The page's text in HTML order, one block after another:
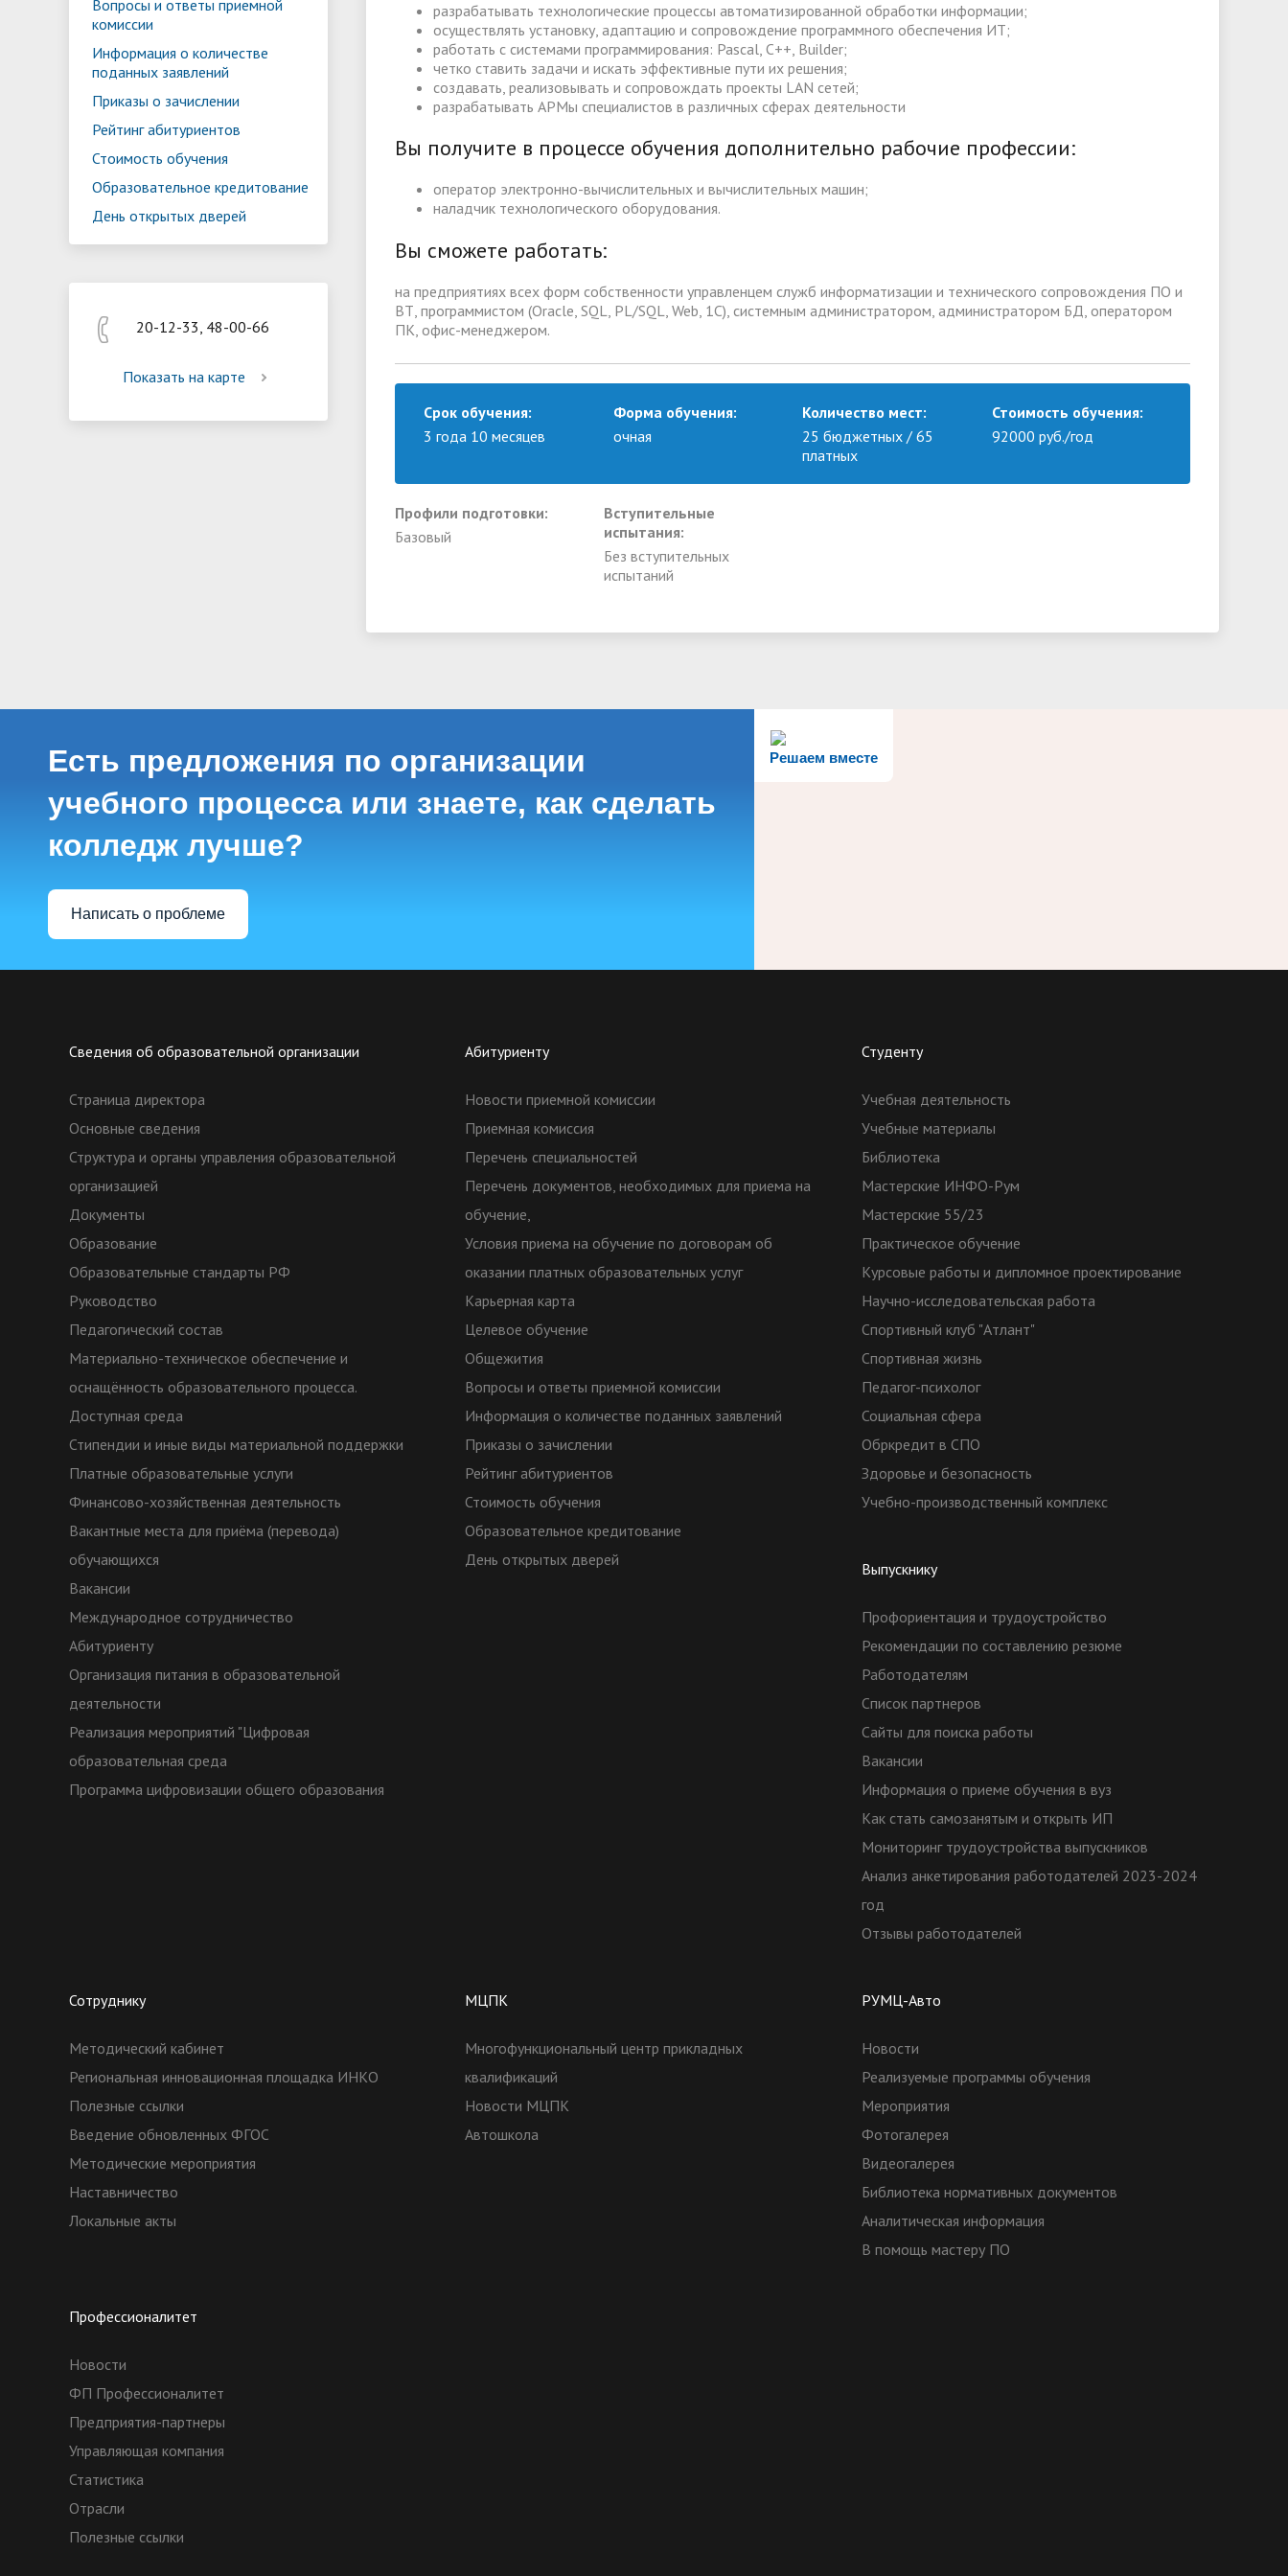
Реализация мероприятий
"Цифровая образовательная среда
Программа цифровизации общего
образования
Вопросы и ответы приемной
комиссии
Информация о количестве
поданных заявлений
Приказы о зачислении
Рейтинг абитуриентов
Стоимость обучения
Образовательное кредитование
День открытых дверей
20-12-33, 48-00-66
Показать на карте
разрабатывать технологические процессы автоматизированной обработки информации;
осуществлять установку, адаптацию и сопровождение программного обеспечения ИТ;
работать с системами программирования: Pascal, C++, Builder;
четко ставить задачи и искать эффективные пути их решения;
создавать, реализовывать и сопровождать проекты LAN сетей;
разрабатывать АРМы специалистов в различных сферах деятельности
Вы получите в процессе обучения дополнительно рабочие профессии:
оператор электронно-вычислительных и вычислительных машин;
наладчик технологического оборудования.
Вы сможете работать:
на предприятиях всех форм собственности управленцем служб информатизации и технического сопровождения ПО и
ВТ, программистом (Oracle, SQL, PL/SQL, Web, 1С), системным администратором, администратором БД, оператором
ПК, офис-менеджером.
Срок обучения:
3 года 10 месяцев
Форма обучения:
очная
Количество мест:
25 бюджетных / 65
платных
Стоимость обучения:
92000 руб./год
Профили подготовки:
Базовый
Вступительные
испытания:
Без вступительных
испытаний
Решаем вместе
Есть предложения по организации
учебного процесса или знаете, как сделать
колледж лучше?
Написать о проблеме
Сведения об образовательной организации
Страница директора
Основные сведения
Структура и органы управления образовательной
организацией
Документы
Образование
Образовательные стандарты РФ
Руководство
Педагогический состав
Материально-техническое обеспечение и
оснащённость образовательного процесса.
Доступная среда
Стипендии и иные виды материальной поддержки
Платные образовательные услуги
Финансово-хозяйственная деятельность
Вакантные места для приёма (перевода)
обучающихся
Вакансии
Международное сотрудничество
Абитуриенту
Организация питания в образовательной
деятельности
Реализация мероприятий "Цифровая
образовательная среда
Программа цифровизации общего образования
Абитуриенту
Новости приемной комиссии
Приемная комиссия
Перечень специальностей
Перечень документов, необходимых для приема на
обучение,
Условия приема на обучение по договорам об
оказании платных образовательных услуг
Карьерная карта
Целевое обучение
Общежития
Вопросы и ответы приемной комиссии
Информация о количестве поданных заявлений
Приказы о зачислении
Рейтинг абитуриентов
Стоимость обучения
Образовательное кредитование
День открытых дверей
Студенту
Учебная деятельность
Учебные материалы
Библиотека
Мастерские ИНФО-Рум
Мастерские 55/23
Практическое обучение
Курсовые работы и дипломное проектирование
Научно-исследовательская работа
Спортивный клуб "Атлант"
Спортивная жизнь
Педагог-психолог
Социальная сфера
Обркредит в СПО
Здоровье и безопасность
Учебно-производственный комплекс
Выпускнику
Профориентация и трудоустройство
Рекомендации по составлению резюме
Работодателям
Список партнеров
Сайты для поиска работы
Вакансии
Информация о приеме обучения в вуз
Как стать самозанятым и открыть ИП
Мониторинг трудоустройства выпускников
Анализ анкетирования работодателей 2023-2024
год
Отзывы работодателей
Сотруднику
Методический кабинет
Региональная инновационная площадка ИНКО
Полезные ссылки
Введение обновленных ФГОС
Методические мероприятия
Наставничество
Локальные акты
МЦПК
Многофункциональный центр прикладных
квалификаций
Новости МЦПК
Автошкола
РУМЦ-Авто
Новости
Реализуемые программы обучения
Мероприятия
Фотогалерея
Видеогалерея
Библиотека нормативных документов
Аналитическая информация
В помощь мастеру ПО
Профессионалитет
Новости
ФП Профессионалитет
Предприятия-партнеры
Управляющая компания
Статистика
Отрасли
Полезные ссылки